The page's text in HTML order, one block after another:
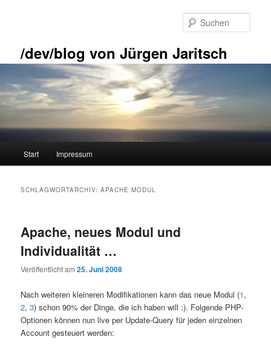
/dev/blog von Jürgen Jaritsch
Start Impressum
SCHLAGWORTARCHIV:APACHE MODUL
Apache, neues Modul und
Individualität …
Veröffentlicht am25. Juni 2008
Nach weiteren kleineren Modifikationen kann das neue Modul (1,
2,3) schon 90% der Dinge, die ich haben will :). Folgende PHP-
Optionen können nun live per Update-Query für jeden einzelnen
Account gesteuert werden: